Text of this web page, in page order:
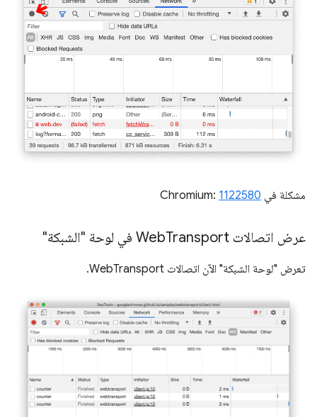
مشكلة في Chromium: 1122580
عرض اتصالات Web Transport في لوحة "الشبكة"
تعرض "لوحة الشبكة" الآن اتصالات WebTransport.